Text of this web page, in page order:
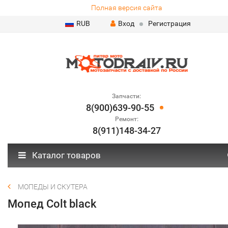
Полная версия сайта
RUB
Вход Регистрация
Запчасти:
8(900)639-90-55
Ремонт:
8(911)148-34-27
Каталог товаров
МОПЕДЫ И СКУТЕРА
Мопед Colt black